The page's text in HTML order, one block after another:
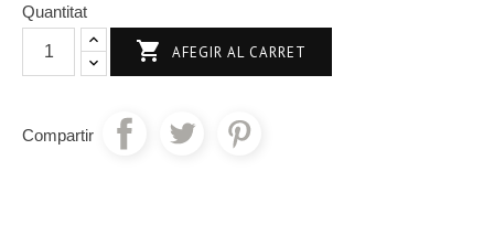
Quantitat
 AFEGIR AL CARRET
Compartir